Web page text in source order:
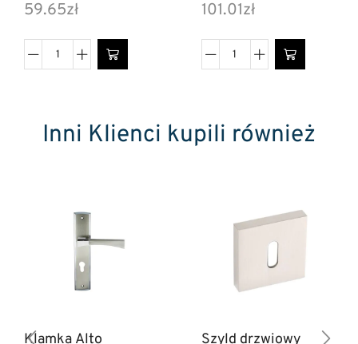
59.65zł 101.01zł
Inni Klienci kupili również
Klamka Alto Szyld drzwiowy